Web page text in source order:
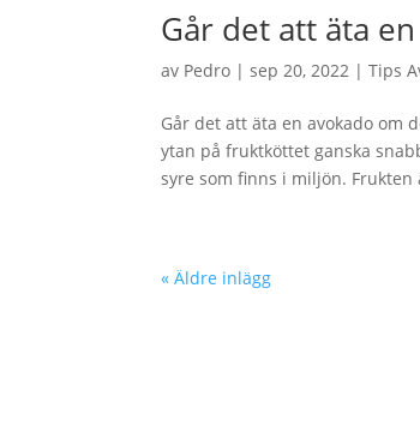
Går det att äta
av Pedro |sep 20, 2022 |Tips
Går det att äta en avokado om
ytan på fruktköttet ganska
syre som finns i miljön. Frukten
« Äldre inlägg